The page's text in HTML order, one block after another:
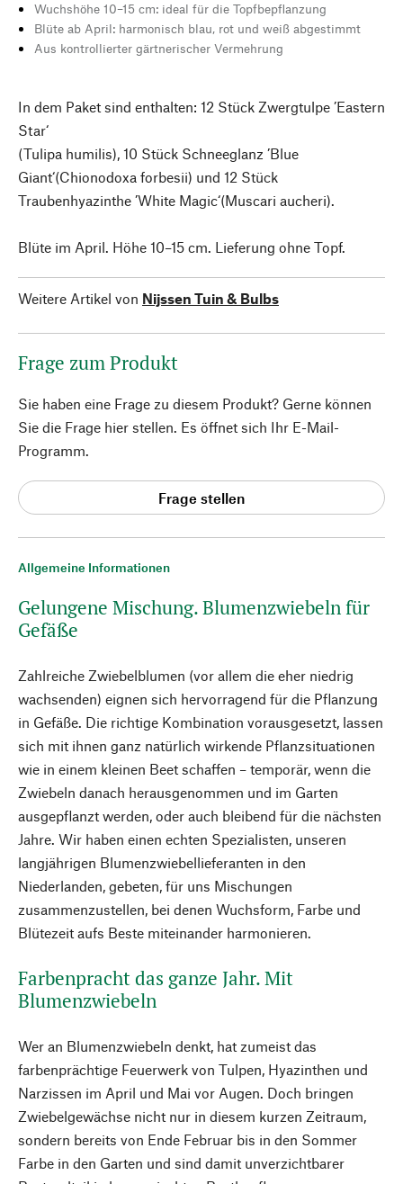
Allgemeine Informationen
Gelungene Mischung. Blumenzwiebeln für
Gefäße
Zahlreiche Zwiebelblumen (vor allem die eher niedrig
wachsenden) eignen sich hervorragend für die Pflanzung
in Gefäße. Die richtige Kombination vorausgesetzt, lassen
sich mit ihnen ganz natürlich wirkende Pflanzsituationen
wie in einem kleinen Beet schaffen – temporär, wenn die
Zwiebeln danach herausgenommen und im Garten
ausgepflanzt werden, oder auch bleibend für die nächsten
Jahre. Wir haben einen echten Spezialisten, unseren
langjährigen Blumenzwiebellieferanten in den
Niederlanden, gebeten, für uns Mischungen
zusammenzustellen, bei denen Wuchsform, Farbe und
Blütezeit aufs Beste miteinander harmonieren.
Farbenpracht das ganze Jahr. Mit
Blumenzwiebeln
Wer an Blumenzwiebeln denkt, hat zumeist das
farbenprächtige Feuerwerk von Tulpen, Hyazinthen und
Narzissen im April und Mai vor Augen. Doch bringen
Zwiebelgewächse nicht nur in diesem kurzen Zeitraum,
sondern bereits von Ende Februar bis in den Sommer
Farbe in den Garten und sind damit unverzichtbarer
Wuchshöhe 10–15 cm: ideal für die Topfbepflanzung
Blüte ab April: harmonisch blau, rot und weiß abgestimmt
Aus kontrollierter gärtnerischer Vermehrung
In dem Paket sind enthalten: 12 Stück Zwergtulpe ’Eastern
Star‘
(Tulipa humilis), 10 Stück Schneeglanz ’Blue
Giant‘(Chionodoxa forbesii) und 12 Stück
Traubenhyazinthe ’White Magic‘(Muscari aucheri).
Blüte im April. Höhe 10–15 cm. Lieferung ohne Topf.
Weitere Artikel von Nijssen Tuin & Bulbs
Frage zum Produkt
Sie haben eine Frage zu diesem Produkt? Gerne können
Sie die Frage hier stellen. Es öffnet sich Ihr E-Mail-
Programm.
Frage stellen